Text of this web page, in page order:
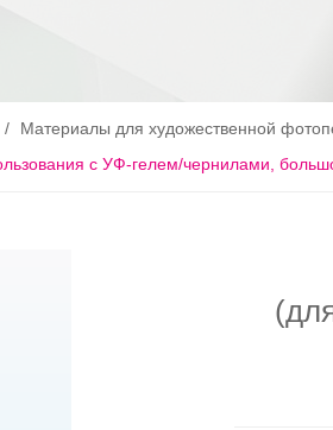
Материалы для художественной
с УФ-гелем/чернилами,